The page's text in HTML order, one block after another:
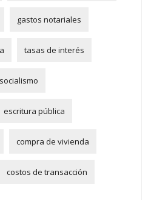
gastos notariales
tasas de interés
socialismo
escritura pública
compra de vivienda
costos de transacción